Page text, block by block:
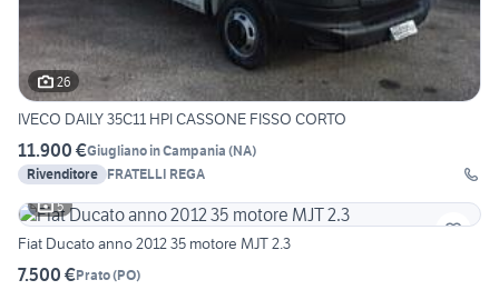
26
IVECO DAILY 35C11 HPI CASSONE FISSO CORTO
11.900 €Giugliano in Campania (NA)
Rivenditore FRATELLI REGA
5
Fiat Ducato anno 2012 35 motore MJT 2.3
7.500 €Prato(PO)